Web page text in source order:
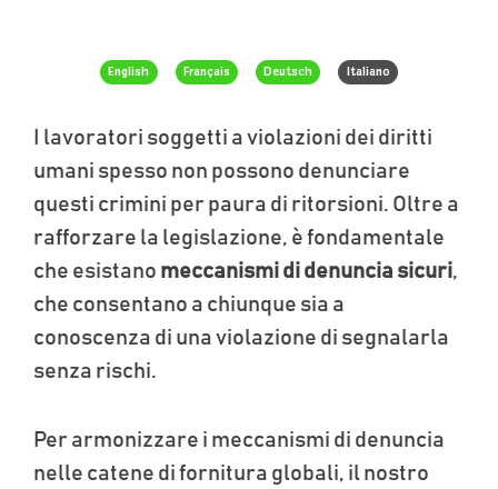
English Français Deutsch Italiano
I lavoratori soggetti a violazioni dei diritti
umani spesso non possono denunciare
questi crimini per paura di ritorsioni. Oltre a
rafforzare la legislazione, è fondamentale
che esistano meccanismi di denuncia sicuri,
che consentano a chiunque sia a
conoscenza di una violazione di segnalarla
senza rischi.
Per armonizzare i meccanismi di denuncia
nelle catene di fornitura globali, il nostro